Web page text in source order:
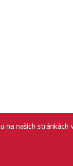
našich stránkách